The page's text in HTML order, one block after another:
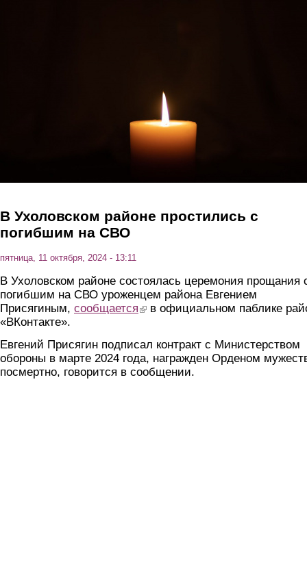
В Ухоловском районе простились с
погибшим на СВО
пятница, 11 октября, 2024 - 13:11
В Ухоловском районе состоялась церемония прощания
погибшим на СВО уроженцем района Евгением
Присягиным, сообщается (link is external)
в официальном паблике
«ВКонтакте».
Евгений Присягин подписал контракт с Министерством
обороны в марте 2024 года, награжден Орденом
посмертно, говорится в сообщении.